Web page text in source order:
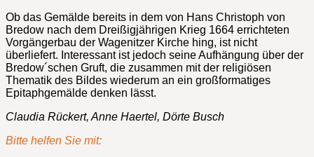
Ob das Gemälde bereits in dem von Hans Christoph von
Bredow nach dem Dreißigjährigen Krieg 1664 errichteten
Vorgängerbau der Wagenitzer Kirche hing, ist nicht
überliefert. Interessant ist jedoch seine Aufhängung über der
Bredow´schen Gruft, die zusammen mit der religiösen
Thematik des Bildes wiederum an ein großformatiges
Epitaphgemälde denken lässt.
Claudia Rückert, Anne Haertel, Dörte Busch
Bitte helfen Sie mit: